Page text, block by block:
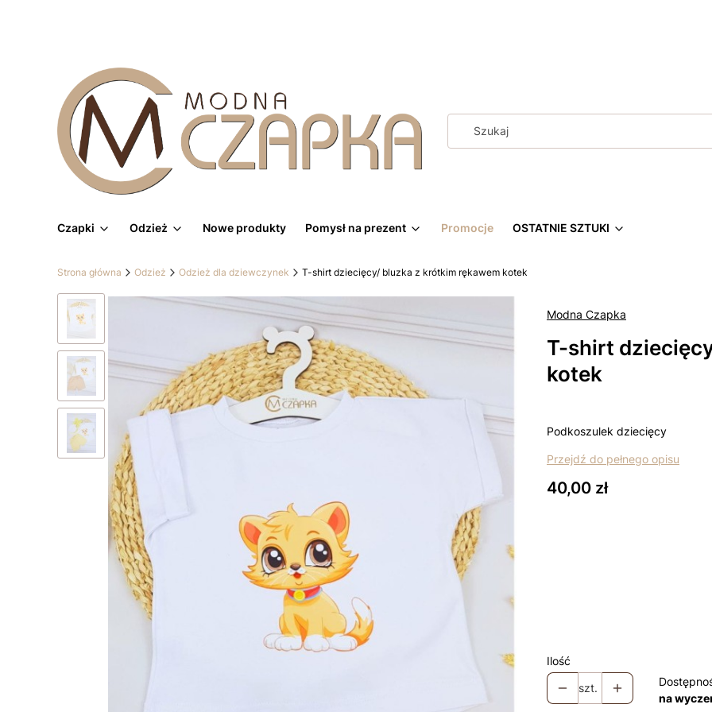
Czapki Odzież Nowe produkty Pomysł na prezent Promocje OSTATNIE SZTUKI
Strona główna Odzież Odzież dla dziewczynek T-shirt dziecięcy/ bluzka z krótkim rękawem kotek
Modna Czapka
T-shirt
kotek
Podkoszulek dziecięcy
Przejdź do pełnego opisu
Cena
40,00 zł
Ilość
szt.
na